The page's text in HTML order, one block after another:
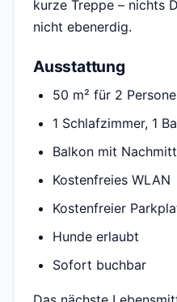
kurze Treppe – nichts
nicht ebenerdig.
Ausstattung
50 m² für 2
1 Schlafzimmer, 1
Balkon mit
Kostenfreies WLAN
Kostenfreier
Hunde erlaubt
Sofort buchbar